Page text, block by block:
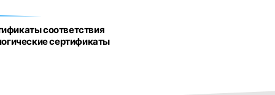
соответствия
сертификаты